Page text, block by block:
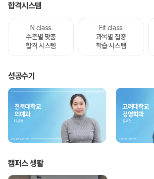
합격시스템
N class
수준별 맞춤
합격 시스템
Fit class
과목별 집중
학습 시스템
성공수기
캠퍼스 생활